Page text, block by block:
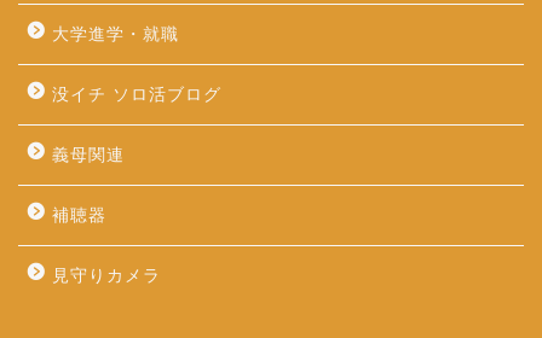
大学進学・就職
没イチ ソロ活ブログ
義母関連
補聴器
見守りカメラ